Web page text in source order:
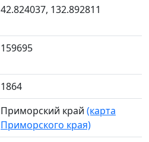
42.824037, 132.892811
159695
1864
Приморский край (карта
Приморского края)